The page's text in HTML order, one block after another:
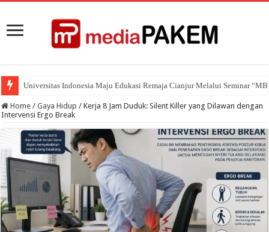
Universitas Indonesia Maju Edukasi Remaja Cianjur Melalui Seminar
Home / Gaya Hidup / Kerja 8 Jam Duduk: Silent Killer yang Dilawan dengan
Intervensi Ergo Break